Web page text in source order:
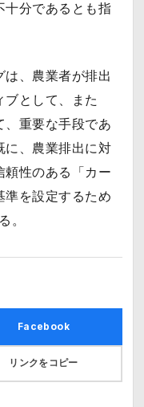
十分であるとも指
は、農業者が排出
として、また
、重要な手段であ
に、農業排出に対
頼性のある「カー
準を設定するため
。
Facebook
リンクをコピー